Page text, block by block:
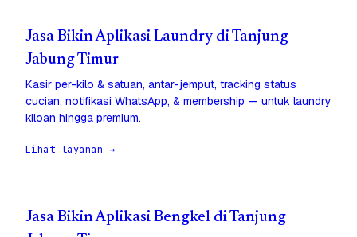
Jasa Bikin Aplikasi Laundry di Tanjung
Jabung Timur
Kasir per-kilo & satuan, antar-jemput, tracking status
cucian, notifikasi WhatsApp, & membership — untuk laundry
kiloan hingga premium.
Lihat layanan →
Jasa Bikin Aplikasi Bengkel di Tanjung